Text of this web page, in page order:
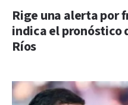
Rige una alerta por
indica el pronóstico
Ríos